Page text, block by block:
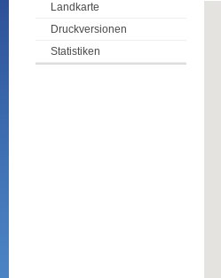
Landkarte
Druckversionen
Statistiken